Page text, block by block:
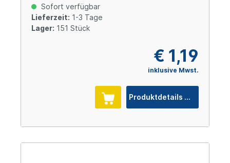
Sofort verfügbar
Lieferzeit: 1-3 Tage
Lager: 151 Stück
€ 1,19
inklusive Mwst.
Produktdetails